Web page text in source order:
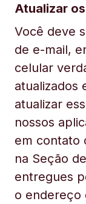
Atualizar
Você deve
de e-mail,
celular
atualizados
atualizar
nossos
em contato
na Seção
entregues
o endereço